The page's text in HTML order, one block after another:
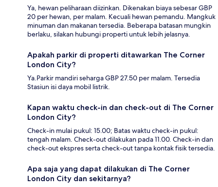
Ya, hewan peliharaan diizinkan. Dikenakan biaya sebesar GBP
20 per hewan, per malam. Kecuali hewan pemandu. Mangkuk
minuman dan makanan tersedia. Beberapa batasan mungkin
berlaku, silakan hubungi properti untuk lebih jelasnya.
Apakah parkir di properti ditawarkan The Corner
London City?
Ya.Parkir mandiri seharga GBP 27.50 per malam. Tersedia
Stasiun isi daya mobil listrik.
Kapan waktu check-in dan check-out di The Corner
London City?
Check-in mulai pukul: 15.00; Batas waktu check-in pukul:
tengah malam. Check-out dilakukan pada 11.00. Check-in dan
check-out ekspres serta check-out tanpa kontak fisik tersedia.
Apa saja yang dapat dilakukan di The Corner
London City dan sekitarnya?